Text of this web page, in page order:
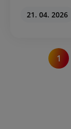
21. 04. 2026
1